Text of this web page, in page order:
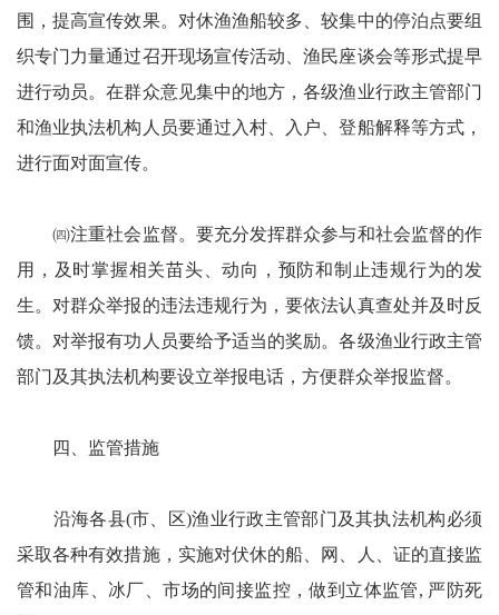
围，提高宣传效果。对休渔渔船较多、较集中的停泊点要组
织专门力量通过召开现场宣传活动、渔民座谈会等形式提早
进行动员。在群众意见集中的地方，各级渔业行政主管部门
和渔业执法机构人员要通过入村、入户、登船解释等方式，
进行面对面宣传。
㈣注重社会监督。要充分发挥群众参与和社会监督的作
用，及时掌握相关苗头、动向，预防和制止违规行为的发
生。对群众举报的违法违规行为，要依法认真查处并及时反
馈。对举报有功人员要给予适当的奖励。各级渔业行政主管
部门及其执法机构要设立举报电话，方便群众举报监督。
四、监管措施
沿海各县(市、区)渔业行政主管部门及其执法机构必须
采取各种有效措施，实施对伏休的船、网、人、证的直接监
管和油库、冰厂、市场的间接监控，做到立体监管, 严防死